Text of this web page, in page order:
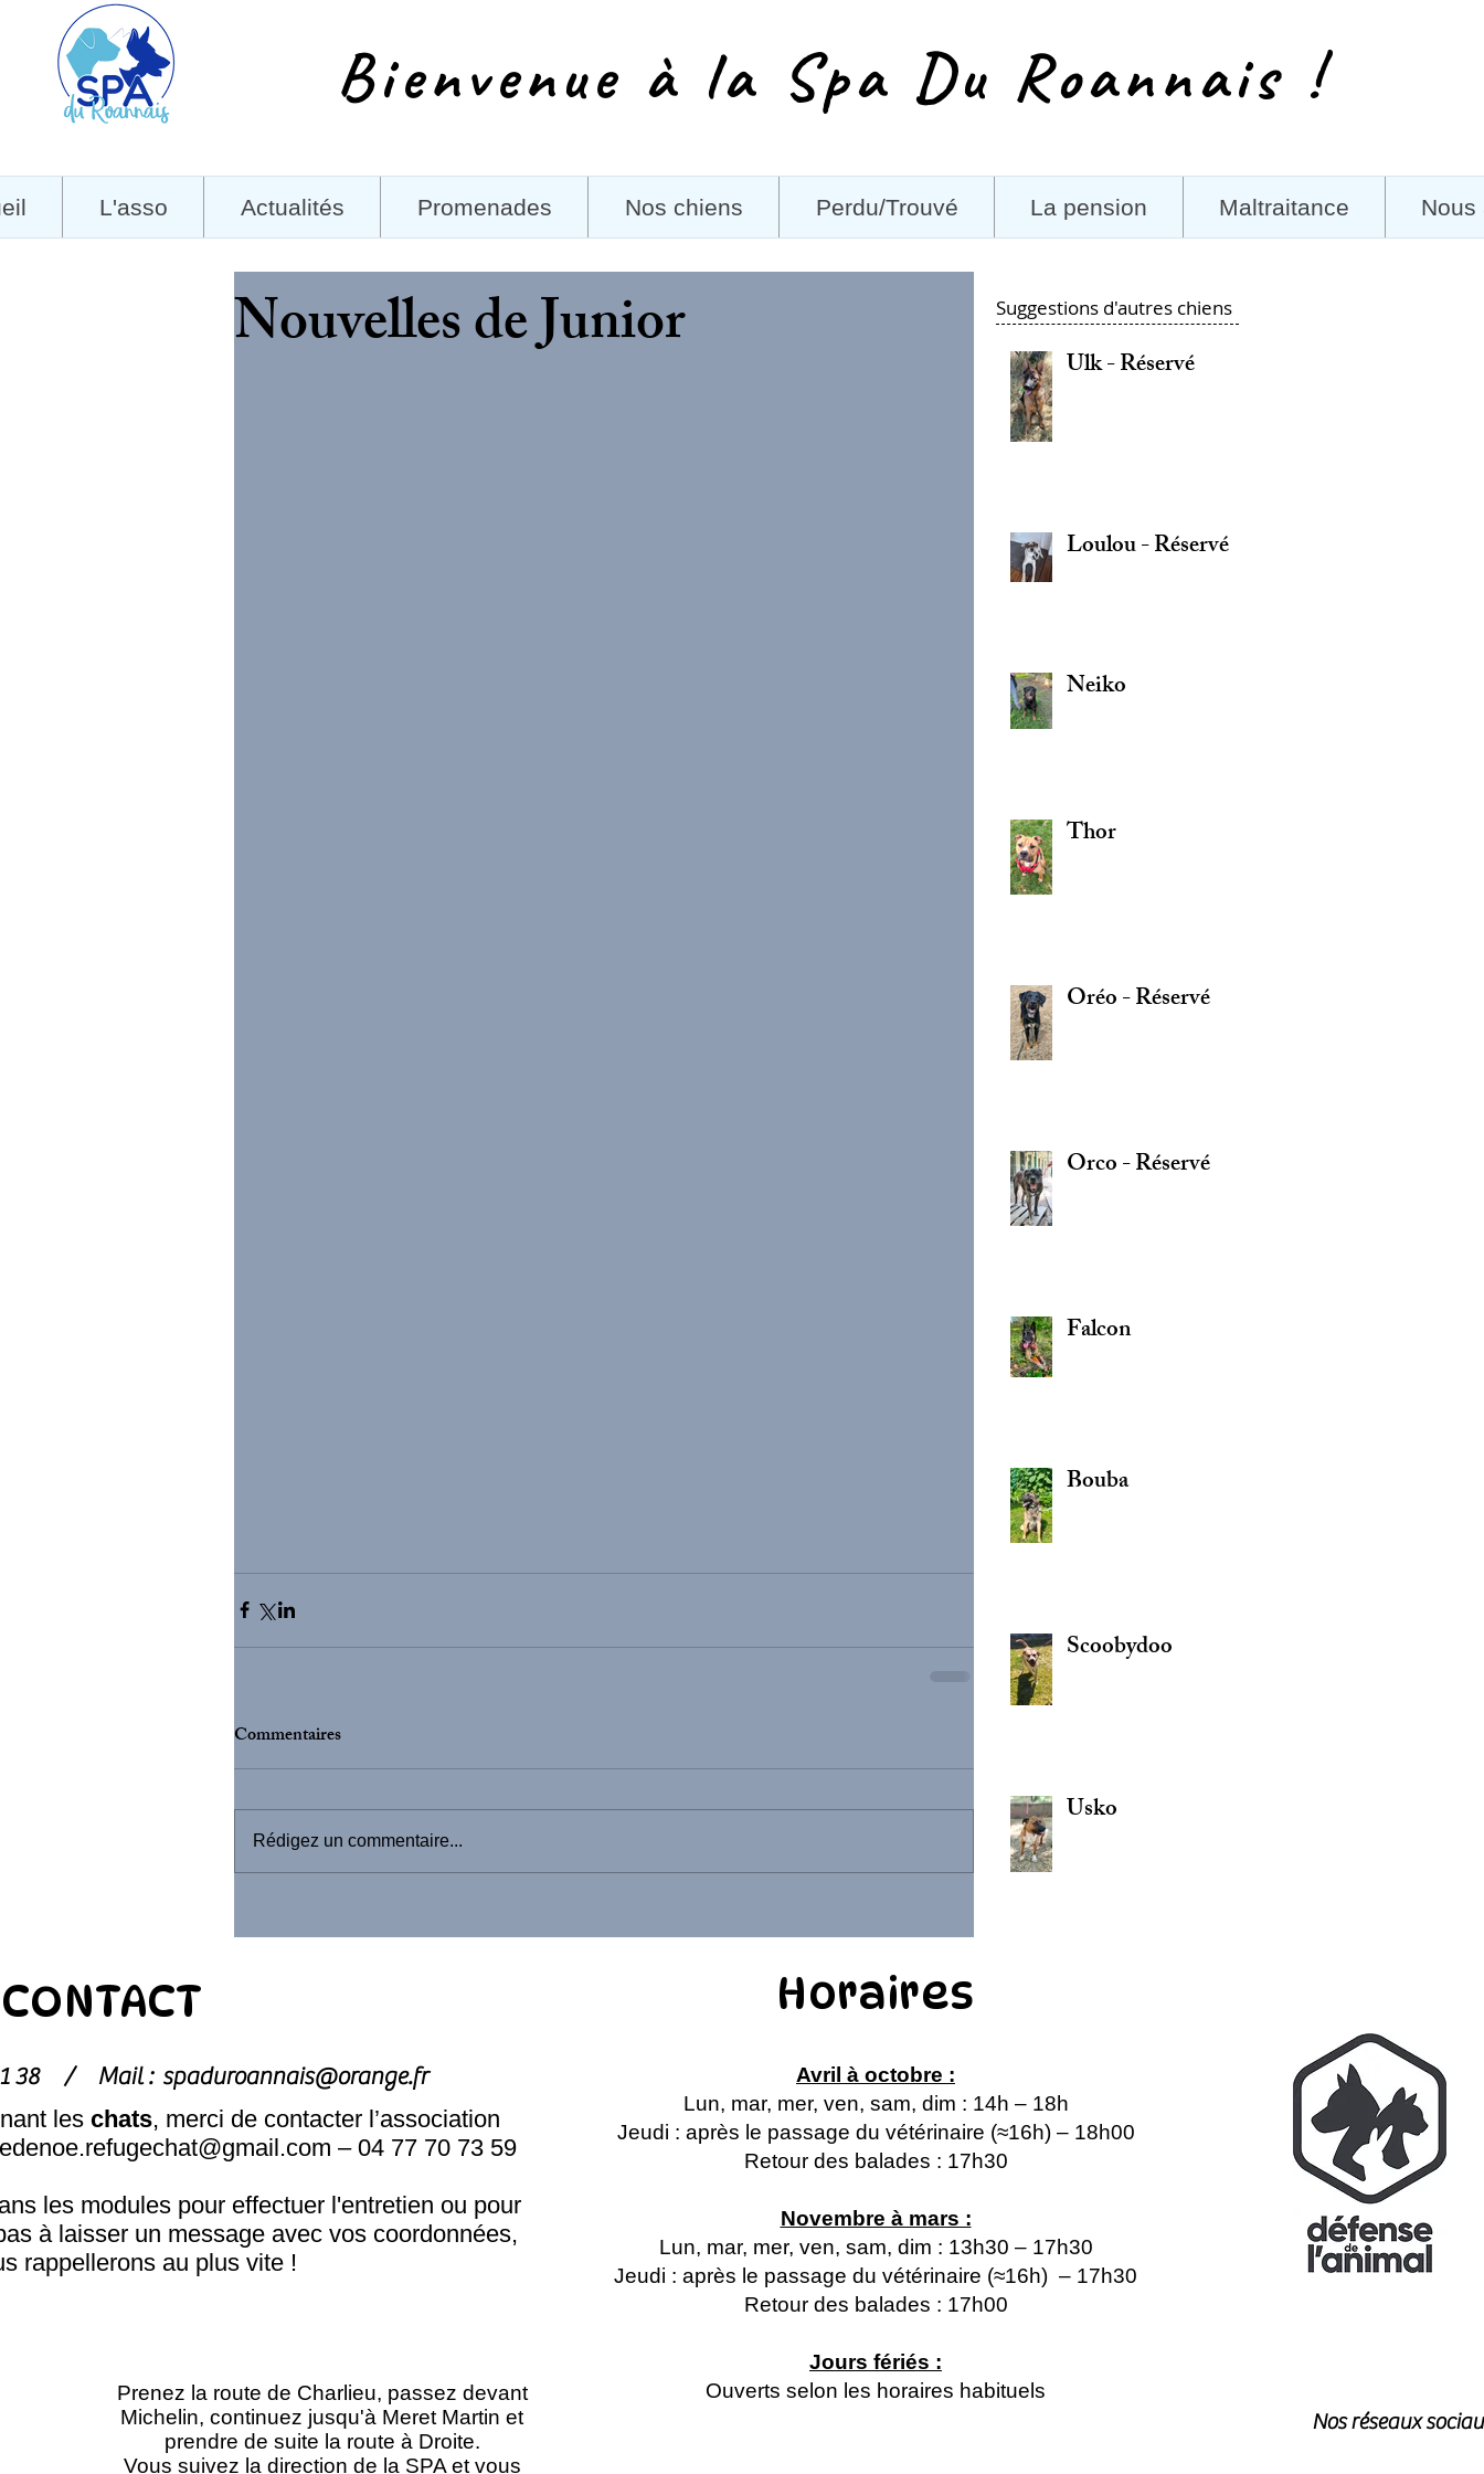
Bienvenue à la Spa Du Roannais !
L'asso Actualités Promenades Nos chiens Perdu/Trouvé La pension Maltraitance Nous
Nouvelles de Junior
Commentaires
Rédigez un commentaire...
Suggestions d'autres chiens
Ulk - Réservé
Loulou - Réservé
Neiko
Thor
Oréo - Réservé
Orco - Réservé
Falcon
Bouba
Scoobydoo
Usko
CONTACT
81 38 / Mail : spaduroannais@orange.fr
les chats, merci de contacter l’association
– 04 77 70 73 59
les modules pour effectuer l'entretien ou pour
à laisser un message avec vos coordonnées,
rappellerons au plus vite !
Prenez la route de Charlieu, passez devant
Michelin, continuez jusqu'à Meret Martin et
prendre de suite la route à Droite.
Vous suivez la direction de la SPA et vous
Horaires
Avril à octobre :
Lun, mar, mer, ven, sam, dim : 14h – 18h
Jeudi : après le passage du vétérinaire (≈16h) – 18h00
Retour des balades : 17h30
Novembre à mars :
Lun, mar, mer, ven, sam, dim : 13h30 – 17h30
Jeudi : après le passage du vétérinaire (≈16h) – 17h30
Retour des balades : 17h00
Jours fériés :
Ouverts selon les horaires habituels
Nos réseaux